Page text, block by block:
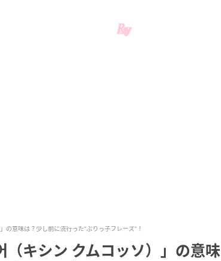
の意味は？少し前に流行った“ぶりっ子フレーズ”！
（キシン クムコッソ）」の意味